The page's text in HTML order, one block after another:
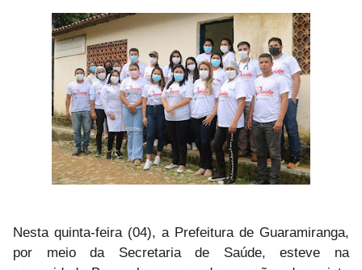
Nesta quinta-feira (04), a Prefeitura de Guaramiranga,
por meio da Secretaria de Saúde, esteve na